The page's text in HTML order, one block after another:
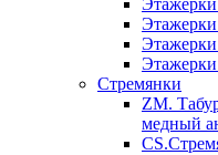
Стремянки
ZM.
медный